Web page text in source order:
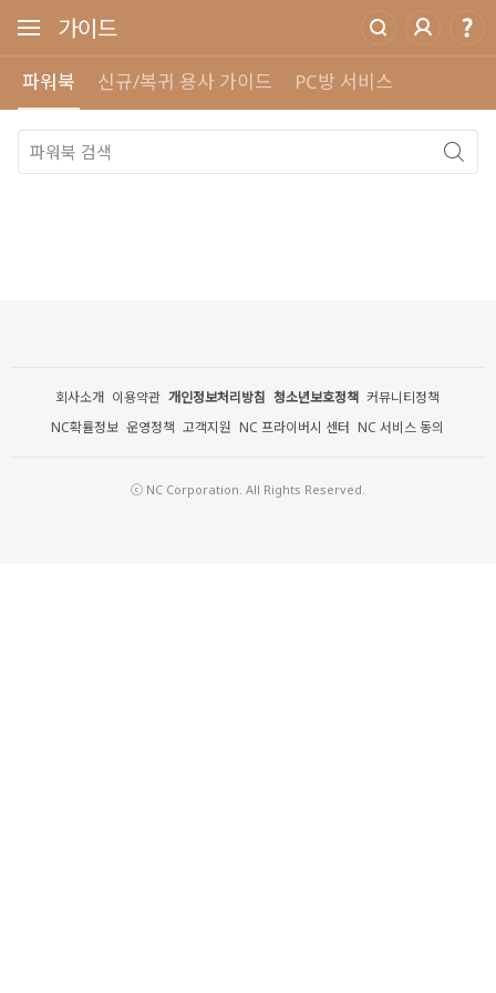
가이드
파워북 신규/복귀 용사 가이드 PC방 서비스
회사소개 이용약관 개인정보처리방침 청소년보호정책 커뮤니티정책
NC확률정보 운영정책 고객지원 NC 프라이버시 센터 NC 서비스 동의
ⓒ NC Corporation. All Rights Reserved.